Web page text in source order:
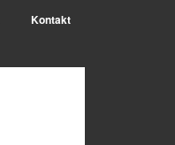
Kontakt